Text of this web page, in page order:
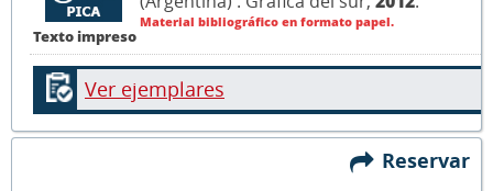
Texto impreso
Material bibliográfico en formato papel.
Ver ejemplares
Reservar